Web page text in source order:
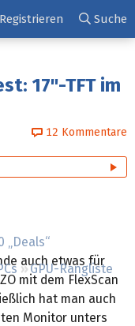
„Deals“
GPU-Rangliste
Registrieren Suche
17"-TFT im
12 Kommentare
auch etwas für
mit dem FlexScan
hat man auch
Monitor unters